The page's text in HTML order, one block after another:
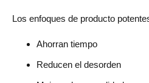
Los enfoques de producto
Ahorran tiempo
Reducen el desorden